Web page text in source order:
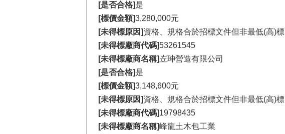
[是否合格]是
[標價金額]3,280,000元
[未得標原因]資格、規格合於招標文件但非最低(高)標
[未得標廠商代碼]53261545
[未得標廠商名稱]岦珅營造有限公司
[是否合格]是
[標價金額]3,148,600元
[未得標原因]資格、規格合於招標文件但非最低(高)標
[未得標廠商代碼]19798435
[未得標廠商名稱]峰龍土木包工業